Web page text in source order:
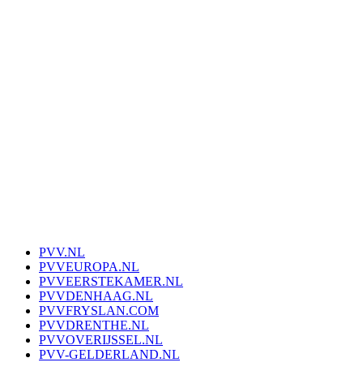
PVV.NL
PVVEUROPA.NL
PVVEERSTEKAMER.NL
PVVDENHAAG.NL
PVVFRYSLAN.COM
PVVDRENTHE.NL
PVVOVERIJSSEL.NL
PVV-GELDERLAND.NL